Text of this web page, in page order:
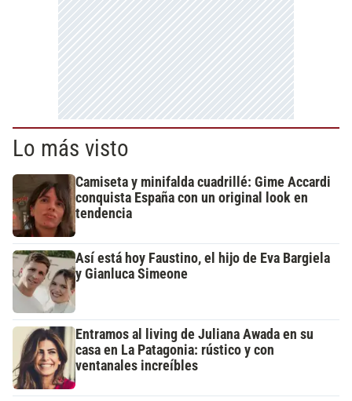
Lo más visto
Camiseta y minifalda cuadrillé: Gime Accardi
conquista España con un original look en
tendencia
Así está hoy Faustino, el hijo de Eva Bargiela
y Gianluca Simeone
Entramos al living de Juliana Awada en su
casa en La Patagonia: rústico y con
ventanales increíbles